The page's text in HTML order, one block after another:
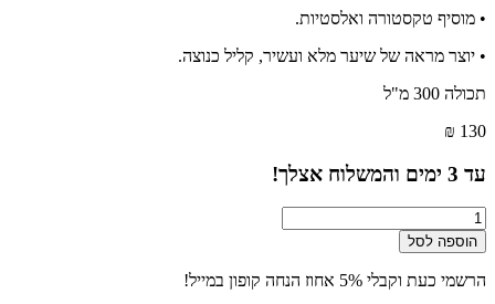
• מוסיף טקסטורה ואלסטיות.
• יוצר מראה של שיער מלא ועשיר, קליל כנוצה.
תכולה 300 מ"ל
₪ 130
עד 3 ימים והמשלוח אצלך!
כמות
של
TEKNIA
באלם
הוספה לסל
הרשמי כעת וקבלי 5% אחוז הנחה קופון במייל!